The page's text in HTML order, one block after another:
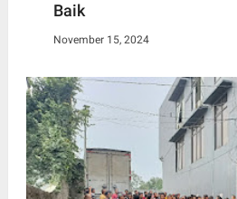
Baik
November 15, 2024